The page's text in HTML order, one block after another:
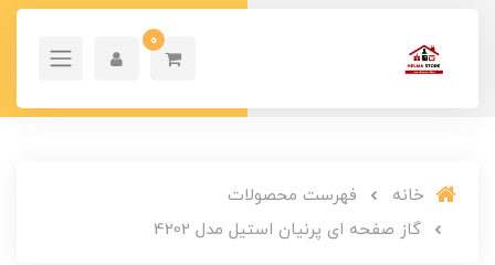
0
خانه
فهرست محصولات
گاز صفحه ای پرنیان استیل مدل 4202